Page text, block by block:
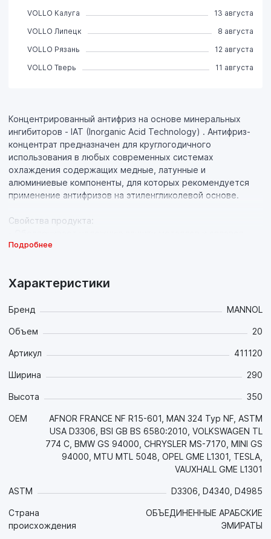
Концентрированный антифриз на основе минеральных
ингибиторов - IAT (Inorganic Acid Technology) . Антифриз-
концентрат предназначен для круглогодичного
использования в любых современных системах
охлаждения содержащих медные, латунные и
алюминиевые компоненты, для которых рекомендуется
применение антифризов на этиленгликолевой основе.
Свойства продукта:
(латунь, медь, легированная сталь, чугун, алюминий) от
поверхностей современных двигателей. Придает
концентрации от 30%;
- Обладает отличной теплопроводностью и стойкостью к
пенообразованию;
- Нейтрален к прокладкам и шлангам, совместим со всеми
типами резиновых и пластиковых деталей системы
- Не содержит в своем составе нитратов, фосфатов,
Цвет: синий.
Срок службы: 3 года.
Соблюдайте предписания производителя, указанные в
руководстве по эксплуатации!
Подробнее
Характеристики
Бренд MANNOL
Объем 20
Артикул 411120
Ширина 290
Высота 350
OEM
AFNOR FRANCE NF R15-601, MAN 324 Typ NF, ASTM
USA D3306, BSI GB BS 6580:2010, VOLKSWAGEN TL
774 C, BMW GS 94000, CHRYSLER MS-7170, MINI GS
94000, MTU MTL 5048, OPEL GME L1301, TESLA,
VAUXHALL GME L1301
ASTM D3306, D4340, D4985
Страна
происхождения
ОБЪЕДИНЕННЫЕ АРАБСКИЕ
ЭМИРАТЫ
VOLLO Калуга
13 августа
VOLLO Липецк
8 августа
VOLLO Рязань
12 августа
VOLLO Тверь
11 августа